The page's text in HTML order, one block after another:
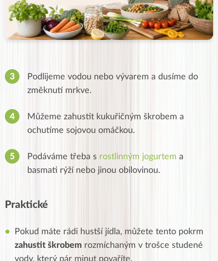
Podlijeme vodou nebo vývarem a dusíme do
změknutí mrkve.
Můžeme zahustit kukuřičným škrobem a
ochutíme sojovou omáčkou.
Podáváme třeba s rostlinným jogurtem a
basmati rýží nebo jinou obilovinou.
Praktické
Pokud máte rádi hustší jídla, můžete tento pokrm
zahustit škrobem rozmíchaným v trošce studené
vody, který pár minut povaříte.